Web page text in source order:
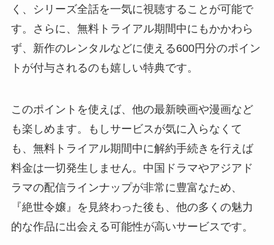
く、シリーズ全話を一気に視聴することが可能で
す。さらに、無料トライアル期間中にもかかわら
ず、新作のレンタルなどに使える600円分のポイン
トが付与されるのも嬉しい特典です。
このポイントを使えば、他の最新映画や漫画など
も楽しめます。もしサービスが気に入らなくて
も、無料トライアル期間中に解約手続きを行えば
料金は一切発生しません。中国ドラマやアジアド
ラマの配信ラインナップが非常に豊富なため、
『絶世令嬢』を見終わった後も、他の多くの魅力
的な作品に出会える可能性が高いサービスです。